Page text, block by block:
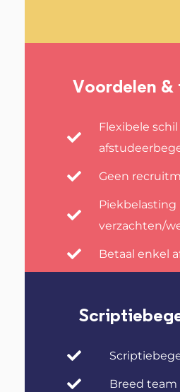
Voordelen &
Flexibele schil
Geen
Piekbelasting
verzachten/
Betaal enkel
Breed team